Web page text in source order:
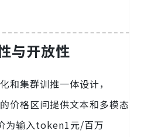
与开放性
和集群训推一体设计，
价格区间提供文本和多模态
为输入token1元/百万